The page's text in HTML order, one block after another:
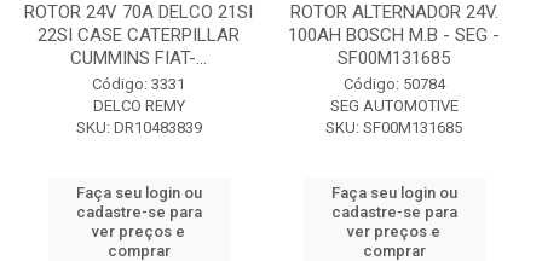
ROTOR 24V 70A DELCO 21SI
22SI CASE CATERPILLAR
CUMMINS FIAT-...
Código: 3331
DELCO REMY
SKU: DR10483839
Faça seu login ou
cadastre-se para
ver preços e
comprar
ROTOR ALTERNADOR 24V.
100AH BOSCH M.B - SEG -
SF00M131685
Código: 50784
SEG AUTOMOTIVE
SKU: SF00M131685
Faça seu login ou
cadastre-se para
ver preços e
comprar